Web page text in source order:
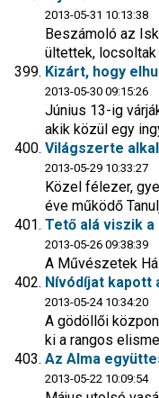
2013-05-31 10:13:38
Beszámoló az
ültettek,
Kizárt, hogy
2013-05-30 09:15:26
Június 13-ig
akik közül egy
Világszerte
2013-05-29 10:33:27
Közel félezer,
éve működő
Tető alá viszik
2013-05-26 09:38:39
A Művészetek
Nívódíjat kapott
2013-05-24 10:34:20
A gödöllői
ki a rangos
Az Alma
2013-05-22 10:09:54